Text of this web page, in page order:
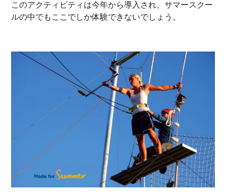
このアクティビティは今年から導入され、サマースクー
ルの中でもここでしか体験できないでしょう。